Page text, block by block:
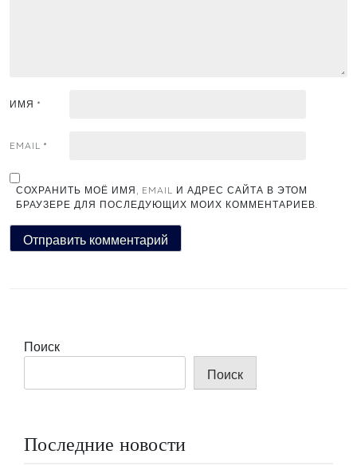
ИМЯ *
EMAIL *
СОХРАНИТЬ МОЁ ИМЯ, EMAIL И АДРЕС САЙТА В ЭТОМ
БРАУЗЕРЕ ДЛЯ ПОСЛЕДУЮЩИХ МОИХ КОММЕНТАРИЕВ.
Поиск
Поиск
Последние новости